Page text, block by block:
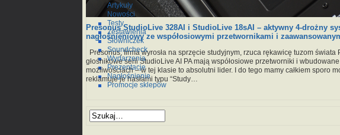
Presonus StudioLive 328AI i StudioLive 18sAI – aktywny 4-drożny
nagłośnieniowy ze współosiowymi przetwornikami i
Presonus, firma wyrosła na sprzęcie studyjnym, rzuca rękawicę tuzom świata
głośnikowe serii StudioLive AI PA mają współosiowe przetworniki i
możliwościach – w tej klasie to absolutni lider. I do tego mamy całkiem sporo
reklamuje je hasłami typu “Study…
Artykuły
Nowości
Testy
Zestawienia
Słowniczek
Soundcheck
Wydarzenia
Prezentacje
Nagłośnienie
Promocje sklepów